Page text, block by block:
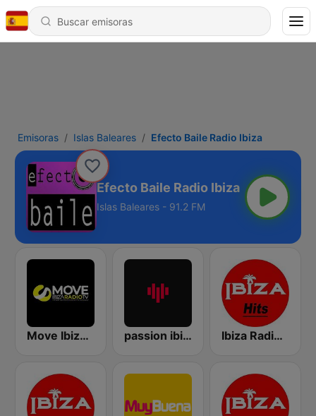
Emisoras Islas Baleares Efecto Baile Radio Ibiza
Efecto Baile Radio Ibiza
Islas Baleares - 91.2 FM
Move Ibiza Radio passion ibiza radio Ibiza Radios - Hits